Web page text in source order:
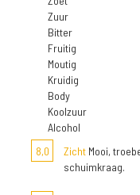
Zuur
Bitter
Fruitig
Moutig
Kruidig
Body
Koolzuur
Alcohol
8,0
Zicht Mooi,
schuimkraag.